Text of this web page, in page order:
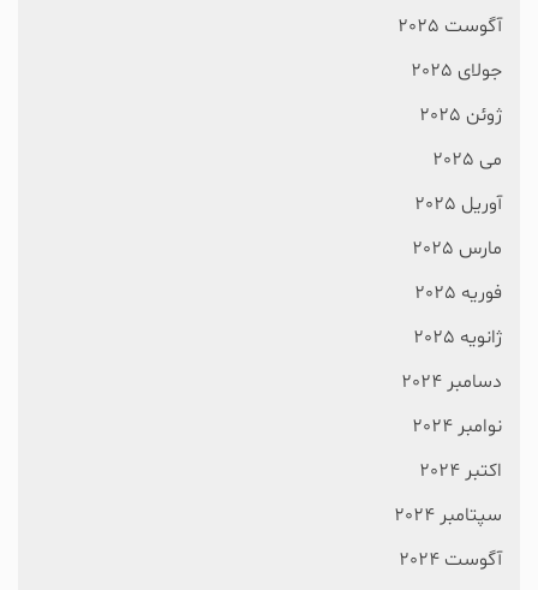
آگوست 2025
جولای 2025
ژوئن 2025
می 2025
آوریل 2025
مارس 2025
فوریه 2025
ژانویه 2025
دسامبر 2024
نوامبر 2024
اکتبر 2024
سپتامبر 2024
آگوست 2024